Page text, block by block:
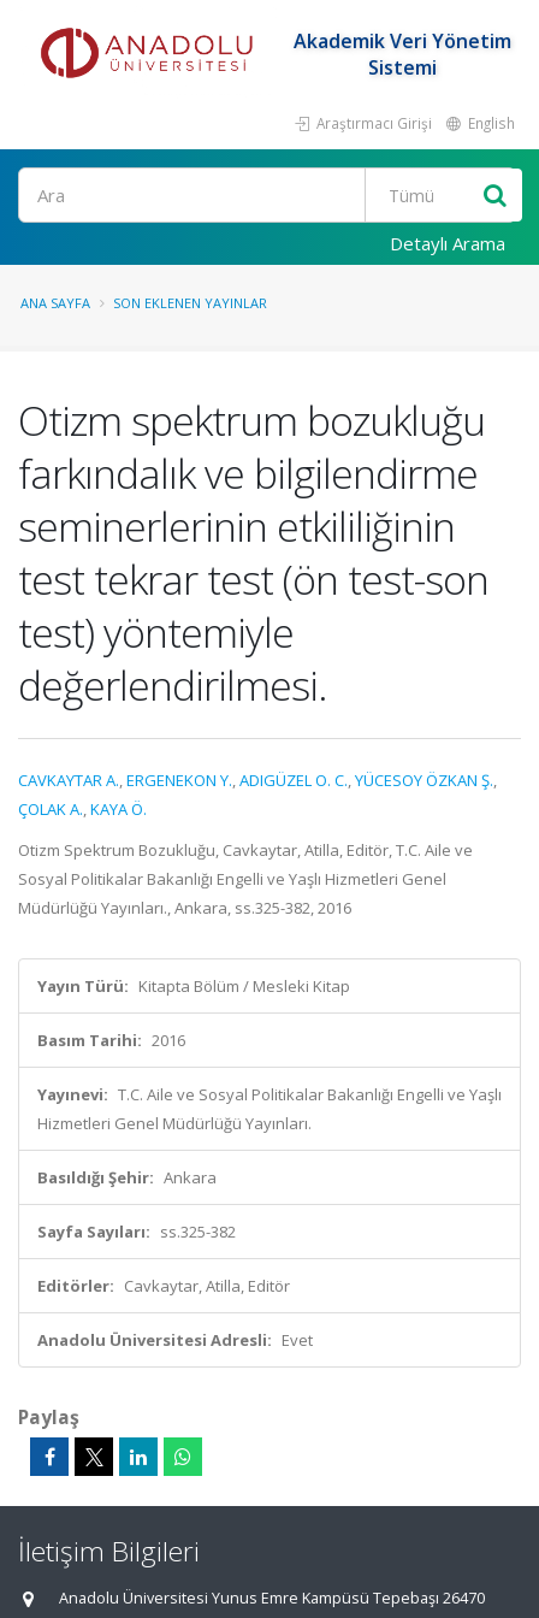
Akademik Veri Yönetim
Sistemi
Araştırmacı Girişi English
Ara
Detaylı Arama
ANA SAYFA SON EKLENEN YAYINLAR
Otizm spektrum bozukluğu
farkındalık ve bilgilendirme
seminerlerinin etkililiğinin
test tekrar test (ön test-son
test) yöntemiyle
değerlendirilmesi.
CAVKAYTAR A.,ERGENEKON Y.,ADIGÜZEL O. C.,YÜCESOY ÖZKAN Ş.,
ÇOLAK A.,KAYA Ö.
Otizm Spektrum Bozukluğu, Cavkaytar, Atilla, Editör, T.C. Aile ve
Sosyal Politikalar Bakanlığı Engelli ve Yaşlı Hizmetleri Genel
Müdürlüğü Yayınları., Ankara, ss.325-382, 2016
Yayın Türü: Kitapta Bölüm / Mesleki Kitap
Basım Tarihi: 2016
Yayınevi: T.C. Aile ve Sosyal Politikalar Bakanlığı Engelli ve Yaşlı
Hizmetleri Genel Müdürlüğü Yayınları.
Basıldığı Şehir: Ankara
Sayfa Sayıları: ss.325-382
Editörler: Cavkaytar, Atilla, Editör
Anadolu Üniversitesi Adresli: Evet
Paylaş
İletişim Bilgileri
Anadolu Üniversitesi Yunus Emre Kampüsü Tepebaşı 26470